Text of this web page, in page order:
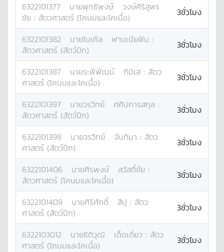
6322101377 นายพุทธิพงษ์
วงษ์ศิริสุพร
ชัย : สัตวศาสตร์ (โคนมและโคเนื้อ) 3ชั่วโมง
6322101382 นายไมเคิล ฟานเนียฟัน :
สัตวศาสตร์ (สัตว์ปีก)
3ชั่วโมง
6322101387 นายระพีพัฒน์ กิมิเส : สัตว
ศาสตร์ (โคนมและโคเนื้อ)
3ชั่วโมง
6322101397 นายวรวิทย์ ศศิปการสกุล :
สัตวศาสตร์ (สัตว์ปีก)
3ชั่วโมง
6322101398 นายวรวิทย์ จันทิมา : สัตว
ศาสตร์ (สัตว์ปีก)
3ชั่วโมง
6322101406 นายศิรพงษ์ สวัสดิ์ชัย :
สัตวศาสตร์ (โคนมและโคเนื้อ)
3ชั่วโมง
6322101409 นายศิริศักดิ์ สีปุ : สัตว
ศาสตร์ (สัตว์ปีก)
3ชั่วโมง
6322103012 นายธิติวุฒิ เด็ดเดี่ยว : สัตว
ศาสตร์ (โคนมและโคเนื้อ)
3ชั่วโมง